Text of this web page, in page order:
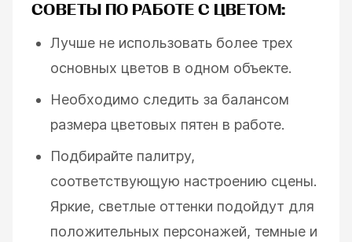
СОВЕТЫ ПО РАБОТЕ С ЦВЕТОМ:
Лучше не использовать более трех
основных цветов в одном объекте.
Необходимо следить за балансом
размера цветовых пятен в работе.
Подбирайте палитру,
соответствующую настроению сцены.
Яркие, светлые оттенки подойдут для
положительных персонажей, темные и